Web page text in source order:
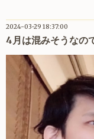
2024-03-29 18:37:00
4月は混みそうなの